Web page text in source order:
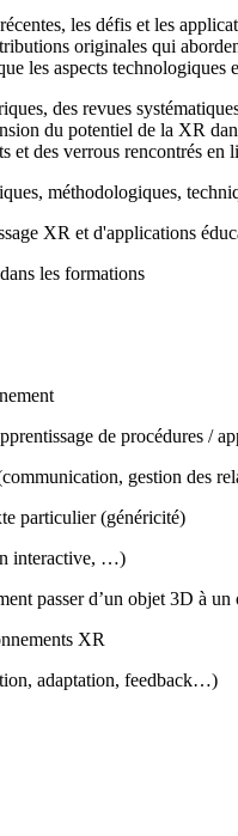
les défis et les
originales qui
les aspects
des revues
du potentiel de la XR
et des verrous rencontrés en
méthodologiques,
XR et d'applications
les formations
de procédures /
gestion des
particulier (généricité)
interactive, …)
passer d’un objet 3D à
XR
adaptation, feedback…)